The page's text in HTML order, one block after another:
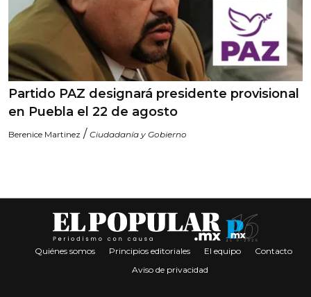
Partido PAZ designará presidente provisional
en Puebla el 22 de agosto
Berenice Martinez / Ciudadanía y Gobierno
Quiénes somos Principios editoriales El equipo
Contacto
Aviso de privacidad